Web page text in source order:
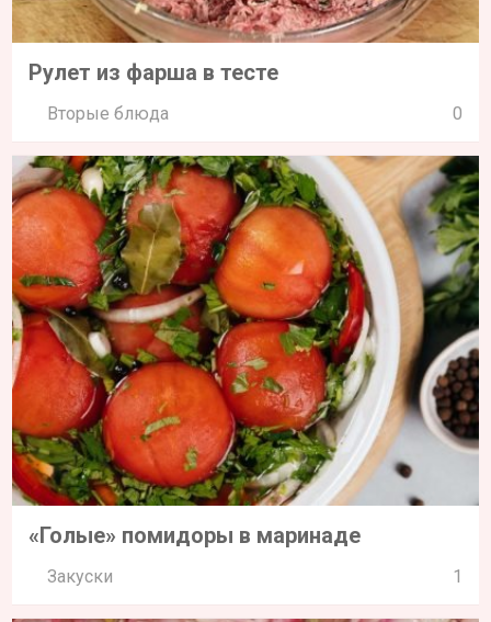
Рулет из фарша в тесте
Вторые блюда 0
«Голые» помидоры в маринаде
Закуски 1